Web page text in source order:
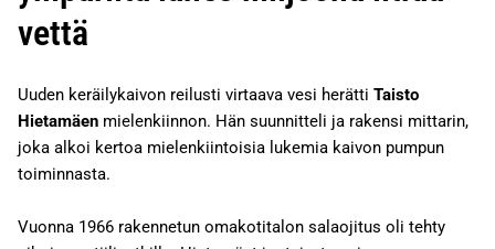
vettä
Uuden keräilykaivon reilusti virtaava vesi herätti Taisto
Hietamäen mielenkiinnon. Hän suunnitteli ja rakensi mittarin,
joka alkoi kertoa mielenkiintoisia lukemia kaivon pumpun
toiminnasta.
Vuonna 1966 rakennetun omakotitalon salaojitus oli tehty